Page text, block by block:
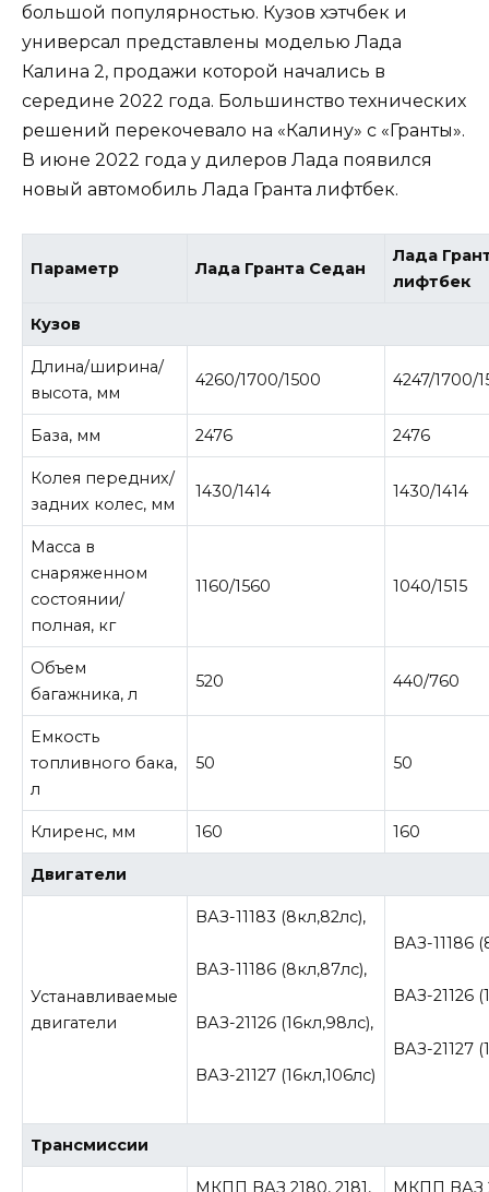
большой популярностью. Кузов хэтчбек и
универсал представлены моделью Лада
Калина 2, продажи которой начались в
середине 2022 года. Большинство технических
решений перекочевало на «Калину» с «Гранты».
В июне 2022 года у дилеров Лада появился
новый автомобиль Лада Гранта лифтбек.
Параметр Лада Гранта Седан
Лада
лифтбек
Кузов
Длина/ширина/
высота, мм
4260/1700/1500 4247/1700/
База, мм 2476 2476
Колея передних/
задних колес, мм
1430/1414 1430/1414
Масса в
снаряженном
состоянии/
полная, кг
1160/1560 1040/1515
Объем
багажника, л
520 440/760
Емкость
топливного бака,
л
50 50
Клиренс, мм 160 160
Двигатели
Устанавливаемые
двигатели
ВАЗ-11183 (8кл,82лс),
ВАЗ-11186 (8кл,87лс),
ВАЗ-21126 (16кл,98лс),
ВАЗ-21127 (16кл,106лс)
ВАЗ-11186
ВАЗ-21126
ВАЗ-21127
Трансмиссии
МКПП ВАЗ 2180, 2181, МКПП ВАЗ